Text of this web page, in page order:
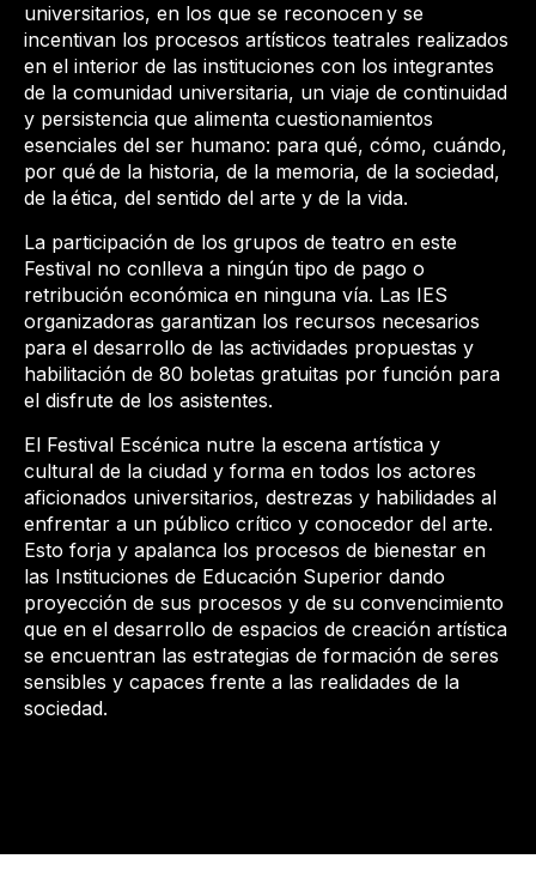
universitarios, en los que se reconocen​ y se
incentivan los procesos artísticos teatrales realizados
en el interior de las instituciones con los integrantes
de la comunidad universitaria, un viaje de continuidad
y persistencia que alimenta cuestionamientos
esenciales del ser humano: para qué, cómo, cuándo,
por qué de la historia, de la memoria, de la sociedad,
de la ética, del sentido del arte y de la vida.
La participación de los grupos de teatro en este
Festival no conlleva a ningún tipo de pago o
retribución económica en ninguna vía. Las IES
organizadoras garantizan los recursos necesarios
para el desarrollo de las actividades propuestas y
habilitación de 80 boletas gratuitas por función para
el disfrute de los asistentes.
El Festival Escénica nutre la escena artística y
cultural de la ciudad y forma en todos los actores
aficionados universitarios, destrezas y habilidades al
enfrentar a un público crítico y conocedor del arte.
Esto forja y apalanca los procesos de bienestar en
las Instituciones de Educación Superior dando
proyección de sus procesos y de su convencimiento
que en el desarrollo de espacios de creación artística
se encuentran las estrategias de formación de seres
sensibles y capaces frente a las realidades de la
sociedad.